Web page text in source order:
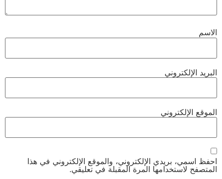
الاسم
البريد الإلكتروني
الموقع الإلكتروني
احفظ اسمي، بريدي الإلكتروني، والموقع الإلكتروني في هذا
المتصفح لاستخدامها المرة المقبلة في تعليقي.